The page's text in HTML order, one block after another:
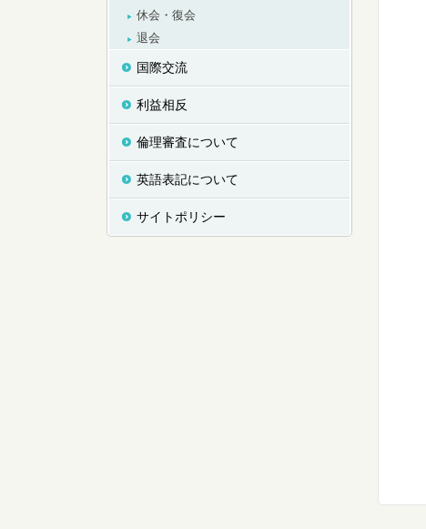
休会・復会
退会
国際交流
利益相反
倫理審査について
英語表記について
サイトポリシー